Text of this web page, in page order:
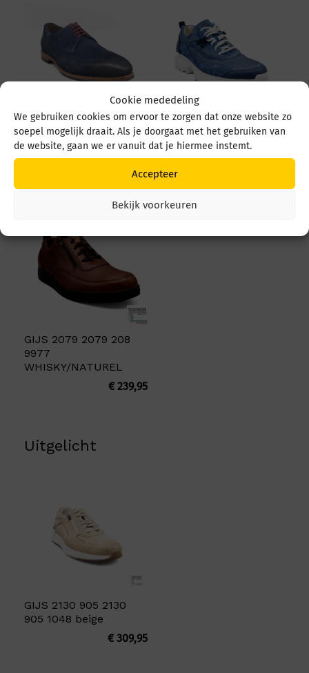
Cookie mededeling
We gebruiken cookies om ervoor te zorgen dat onze website zo
soepel mogelijk draait. Als je doorgaat met het gebruiken van
de website, gaan we er vanuit dat je hiermee instemt.
Accepteer
Bekijk voorkeuren
GIJS 2062 2062 604
8074
MARINE/NATUREL
199,95
GIJS 2149 2149 114
1564 BLAUW
€269,95
GIJS 2079 2079 208
9977
WHISKY/NATUREL
€239,95
Uitgelicht
GIJS 2130 905 2130
905 1048 beige
€309,95